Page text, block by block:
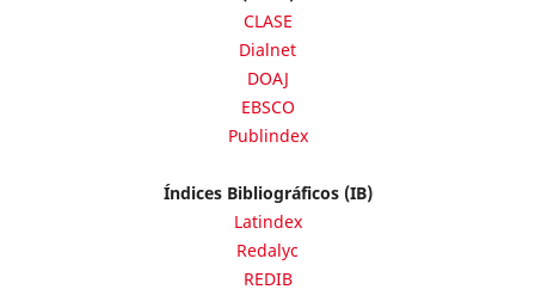
CLASE
Dialnet
DOAJ
EBSCO
Publindex
Índices Bibliográficos (IB)
Latindex
Redalyc
REDIB